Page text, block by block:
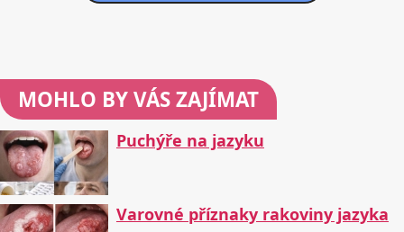
MOHLO BY VÁS ZAJÍMAT
Puchýře na jazyku
Varovné příznaky rakoviny jazyka